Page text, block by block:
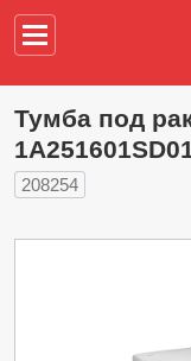
Тумба под
208254